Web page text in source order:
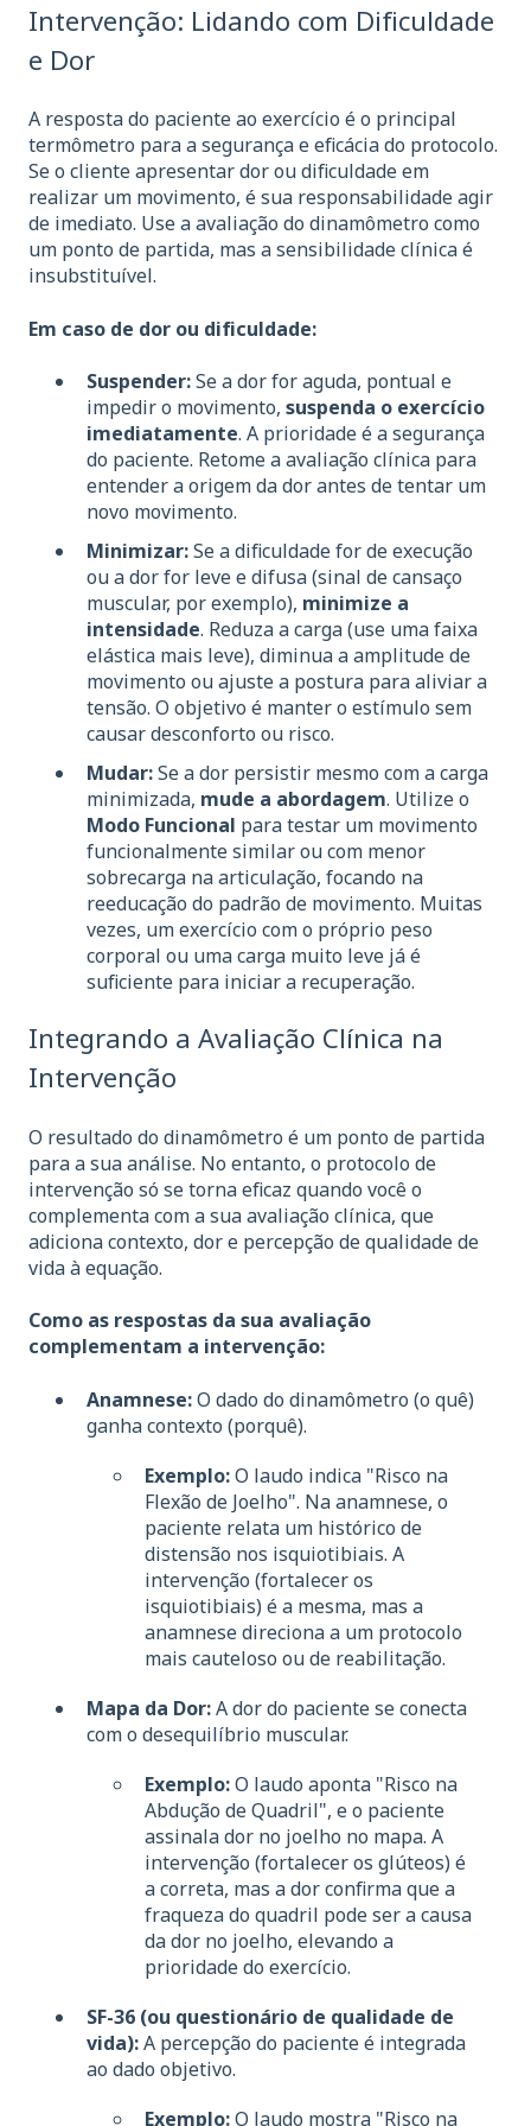
Intervenção: Lidando com Dificuldade
e Dor
A resposta do paciente ao exercício é o principal
termômetro para a segurança e eficácia do protocolo.
Se o cliente apresentar dor ou dificuldade em
realizar um movimento, é sua responsabilidade agir
de imediato. Use a avaliação do dinamômetro como
um ponto de partida, mas a sensibilidade clínica é
insubstituível.
Em caso de dor ou dificuldade:
Suspender:Se a dor for aguda, pontual e
impedir o movimento, suspenda o exercício
imediatamente. A prioridade é a segurança
do paciente. Retome a avaliação clínica para
entender a origem da dor antes de tentar um
novo movimento.
Minimizar:Se a dificuldade for de execução
ou a dor for leve e difusa (sinal de cansaço
muscular, por exemplo), minimize a
intensidade. Reduza a carga (use uma faixa
elástica mais leve), diminua a amplitude de
movimento ou ajuste a postura para aliviar a
tensão. O objetivo é manter o estímulo sem
causar desconforto ou risco.
Mudar:Se a dor persistir mesmo com a carga
minimizada, mude a abordagem. Utilize o
Modo Funcional para testar um movimento
funcionalmente similar ou com menor
sobrecarga na articulação, focando na
reeducação do padrão de movimento. Muitas
vezes, um exercício com o próprio peso
corporal ou uma carga muito leve já é
suficiente para iniciar a recuperação.
Integrando a Avaliação Clínica na
Intervenção
O resultado do dinamômetro é um ponto de partida
para a sua análise. No entanto, o protocolo de
intervenção só se torna eficaz quando você o
complementa com a sua avaliação clínica, que
adiciona contexto, dor e percepção de qualidade de
vida à equação.
Como as respostas da sua avaliação
complementam a intervenção:
Anamnese:O dado do dinamômetro (o quê)
ganha contexto (porquê).
Exemplo:O laudo indica "Risco na
Flexão de Joelho". Na anamnese, o
paciente relata um histórico de
distensão nos isquiotibiais. A
intervenção (fortalecer os
isquiotibiais) é a mesma, mas a
anamnese direciona a um protocolo
mais cauteloso ou de reabilitação.
Mapa da Dor:A dor do paciente se conecta
com o desequilíbrio muscular.
Exemplo:O laudo aponta "Risco na
Abdução de Quadril", e o paciente
assinala dor no joelho no mapa. A
intervenção (fortalecer os glúteos) é
a correta, mas a dor confirma que a
fraqueza do quadril pode ser a causa
da dor no joelho, elevando a
prioridade do exercício.
SF-36 (ou questionário de qualidade de
vida):A percepção do paciente é integrada
ao dado objetivo.
Exemplo:O laudo mostra "Risco na